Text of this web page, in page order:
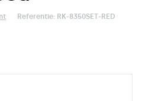
Referentie: RK-8350SET-RED